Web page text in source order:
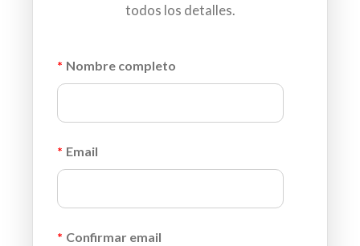
todos los detalles.
* Nombre completo
* Email
* Confirmar email